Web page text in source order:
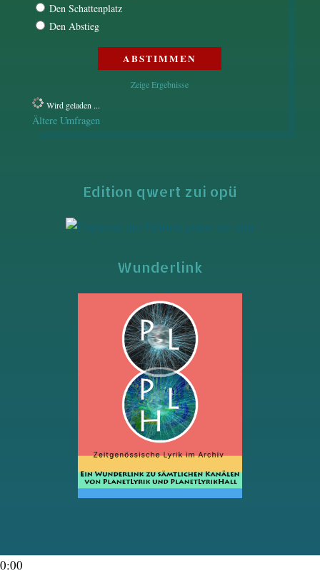
Den Schattenplatz
Den Abstieg
Zeige Ergebnisse
Wird geladen ...
Ältere Umfragen
Edition qwert zui opü
Wunderlink
0:00